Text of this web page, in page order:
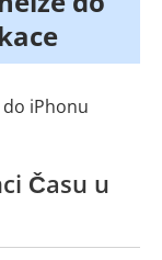
iPhonu
Času u